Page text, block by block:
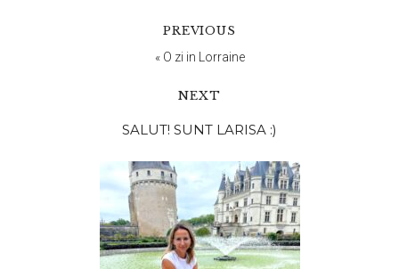
PREVIOUS
« O zi in Lorraine
NEXT
principală
SALUT! SUNT LARISA :)